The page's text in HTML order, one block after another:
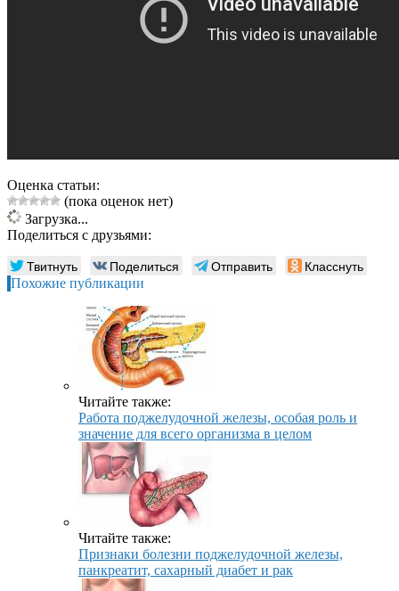
Оценка статьи:
(пока оценок нет)
Загрузка...
Поделиться с друзьями:
Твитнуть Поделиться Отправить Класснуть
Похожие публикации
Читайте также:
Работа поджелудочной железы, особая роль и
значение для всего организма в целом
Читайте также:
Признаки болезни поджелудочной железы,
панкреатит, сахарный диабет и рак